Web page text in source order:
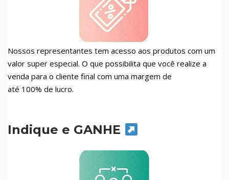
Nossos representantes tem acesso aos produtos com um
valor super especial. O que possibilita que você realize a
venda para o cliente final com uma margem de
até 100% de lucro.
Indique e GANHE